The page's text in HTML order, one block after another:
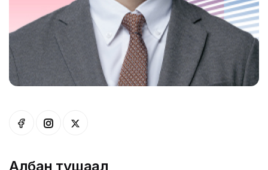
Албан тушаал